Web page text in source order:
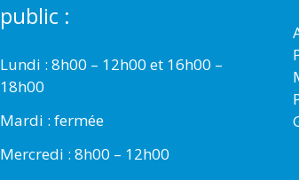
public :
Lundi : 8h00 – 12h00 et 16h00 –
18h00
Mardi : fermée
Mercredi : 8h00 – 12h00